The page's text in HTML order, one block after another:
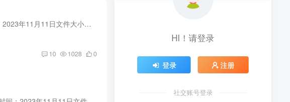
机型修改为 三星Galaxy S23+文件下载量：71作者：Coolapk @澪洛依上传时间：2023年11月11日文件大小：3KB
10 1028 0
HI！请登录
登录 注册
社交账号登录